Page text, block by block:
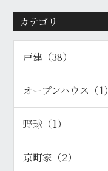
カテゴリ
戸建（38）
オープンハウス（1）
野球（1）
京町家（2）